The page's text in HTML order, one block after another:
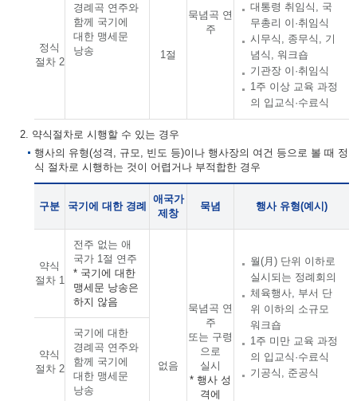
경례곡 연주와
함께 국기에
대한 맹세문
낭송
묵념곡 연
주
정식
절차 2
1절
대통령 취임식, 국
무총리 이·취임식
시무식, 종무식, 기
념식, 워크숍
기관장 이·취임식
1주 이상 교육 과정
의 입교식·수료식
2. 약식절차로 시행할 수 있는 경우
행사의 유형(성격, 규모, 빈도 등)이나 행사장의 여건 등으로 볼 때 정
식 절차로 시행하는 것이 어렵거나 부적합한 경우
구분 국기에 대한 경례
애국가
제창
묵념 행사 유형(예시)
약식
절차 1
전주 없는 애
국가 1절 연주
* 국기에 대한
맹세문 낭송은
하지 않음
없음
묵념곡 연
주
또는 구령
으로
실시
* 행사 성
격에
월(月) 단위 이하로
실시되는 정례회의
체육행사, 부서 단
위 이하의 소규모
워크숍
1주 미만 교육 과정
의 입교식·수료식
기공식, 준공식
약식
절차 2
국기에 대한
경례곡 연주와
함께 국기에
대한 맹세문
낭송